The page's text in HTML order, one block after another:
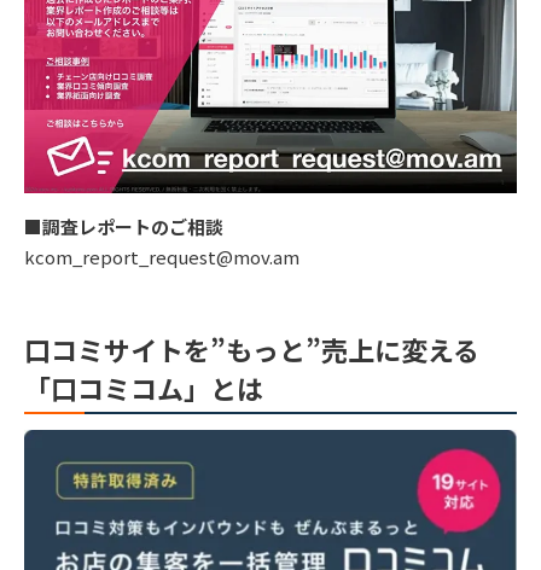
■調査レポートのご相談
kcom_report_request@mov.am
口コミサイトを”もっと”売上に変える
「口コミコム」とは